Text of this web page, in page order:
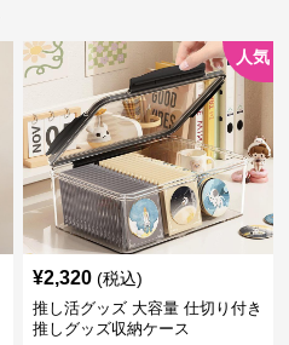
人気
¥2,320 (税込)
推し活グッズ 大容量 仕切り付き
推しグッズ収納ケース